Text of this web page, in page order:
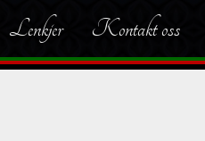
Lenkjer Kontakt oss